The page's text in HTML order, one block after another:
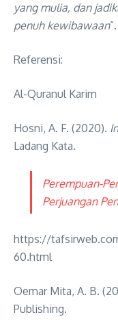
yang mulia, dan
penuh kewibawaan”.
Referensi:
Al-Quranul Karim
Hosni, A. F. (2020).
Ladang Kata.
Perempuan-
Perjuangan
https://
60.html
Oemar Mita, A. B.
Publishing.